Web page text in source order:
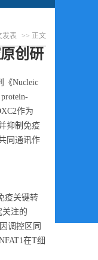
发表 >> 正文
创研
Nucleic
作为
抑制免疫
同通讯作
疫关键转
关注的
调控区同
在T细